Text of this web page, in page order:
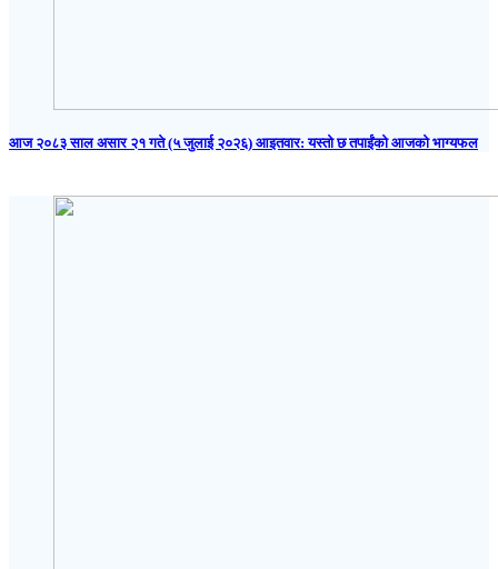
आज २०८३ साल असार २१ गते (५ जुलाई २०२६) आइतवार: यस्तो छ तपाईंको आजको भाग्यफल